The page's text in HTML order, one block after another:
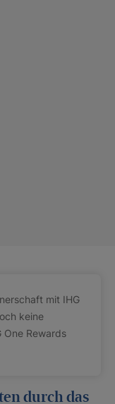
mit IHG
keine
One Rewards
durch das